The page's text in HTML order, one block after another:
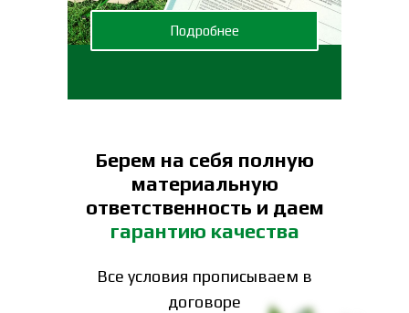
Подробнее
Берем на себя полную
материальную
ответственность и даем
гарантию качества
Все условия прописываем в
договоре